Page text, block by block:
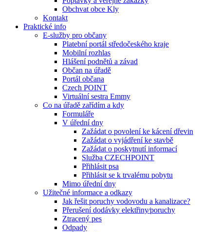
Obchvat obce Kly
Kontakt
Praktické info
E-služby pro občany
Platební portál středočeského kraje
Mobilní rozhlas
Hlášení podnětů a závad
Občan na úřadě
Portál občana
Czech POINT
Virtuální sestra Emmy
Co na úřadě zařídím a kdy
Formuláře
V úřední dny
Zažádat o povolení ke kácení dřevin
Zažádat o vyjádření ke stavbě
Zažádat o poskytnutí informací
Služba CZECHPOINT
Přihlásit psa
Přihlásit se k trvalému pobytu
Mimo úřední dny
Užitečné informace a odkazy
Jak řešit poruchy vodovodu a kanalizace?
Přerušení dodávky elektřiny⁄poruchy
Ztracený pes
Odpady